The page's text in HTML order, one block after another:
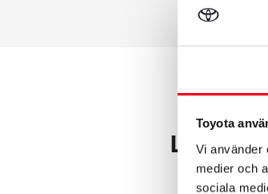
Toyota
Vi använder
medier och
sociala
Ladda